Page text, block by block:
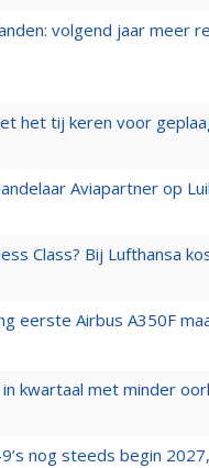
volgend jaar meer
het tij keren voor
Aviapartner op
Class? Bij Lufthansa
eerste Airbus A350F
kwartaal met minder
nog steeds begin